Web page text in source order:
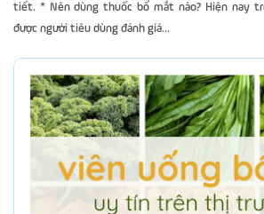
tiết. * Nên dùng thuốc bổ mắt nào? Hiện nay
được người tiêu dùng đánh giá...